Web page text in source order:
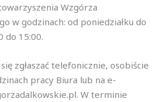
Wzgórza
w godzinach: od poniedziałku do
do 15:00.
zgłaszać telefonicznie, osobiście
pracy Biura lub na e-
W terminie